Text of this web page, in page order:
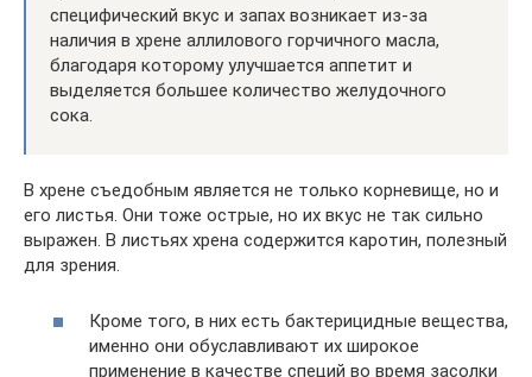
специфический вкус и запах возникает из-за
наличия в хрене аллилового горчичного масла,
благодаря которому улучшается аппетит и
выделяется большее количество желудочного
сока.
В хрене съедобным является не только корневище, но и
его листья. Они тоже острые, но их вкус не так сильно
выражен. В листьях хрена содержится каротин, полезный
для зрения.
Кроме того, в них есть бактерицидные вещества,
именно они обуславливают их широкое
применение в качестве специй во время засолки